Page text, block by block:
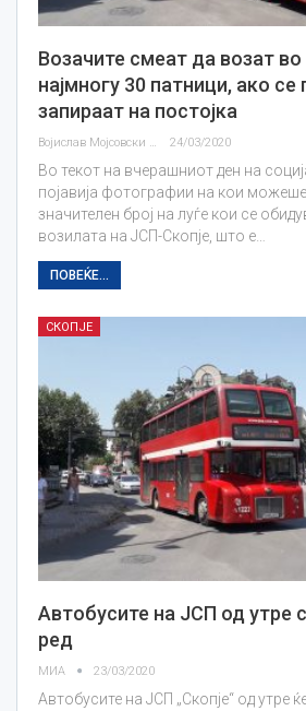
Возачите смеат да возат
најмногу 30 патници, ако се
запираат на постојка
Војислав Мојсовски 24/03/2020
Во текот на вчерашниот ден на
појавија фотографии на кои
значителен број на луѓе кои се
возилата на ЈСП-Скопје, што е…
ПОВЕЌЕ...
СКОПЈЕ
Автобусите на ЈСП од утре
ред
МИА 23/03/2020
Автобусите на ЈСП „Скопје“ од утре